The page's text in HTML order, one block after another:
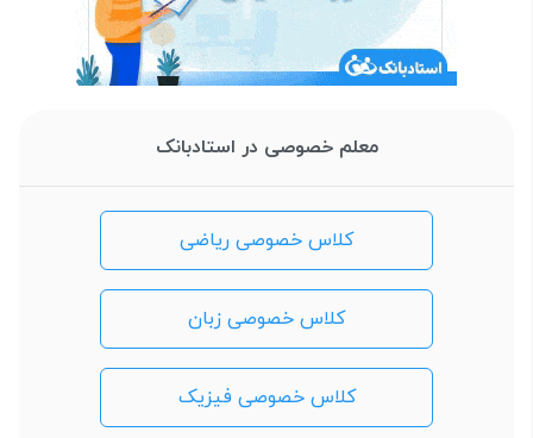
معلم خصوصی در استادبانک
کلاس خصوصی ریاضی
کلاس خصوصی زبان
کلاس خصوصی فیزیک